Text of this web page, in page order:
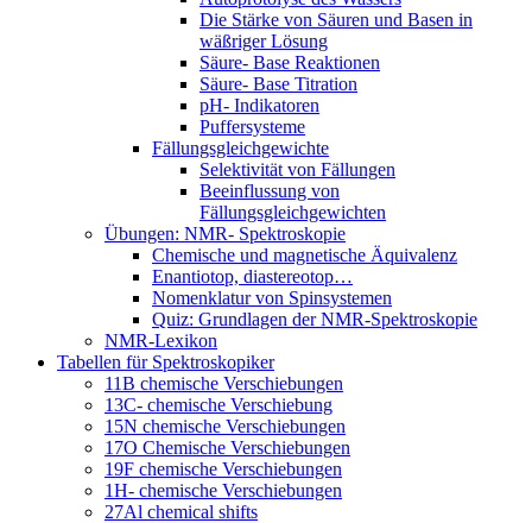
Die Stärke von Säuren und Basen in
wäßriger Lösung
Säure- Base Reaktionen
Säure- Base Titration
pH- Indikatoren
Puffersysteme
Fällungsgleichgewichte
Selektivität von Fällungen
Beeinflussung von
Fällungsgleichgewichten
Übungen: NMR- Spektroskopie
Chemische und magnetische Äquivalenz
Enantiotop, diastereotop…
Nomenklatur von Spinsystemen
Quiz: Grundlagen der NMR-Spektroskopie
NMR-Lexikon
Tabellen für Spektroskopiker
11B chemische Verschiebungen
13C- chemische Verschiebung
15N chemische Verschiebungen
17O Chemische Verschiebungen
19F chemische Verschiebungen
1H- chemische Verschiebungen
27Al chemical shifts